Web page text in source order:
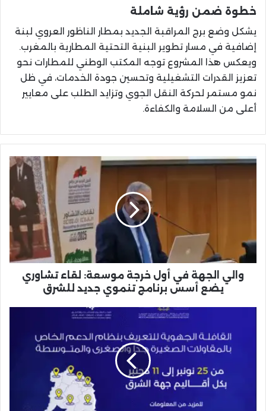
خطوة ضمن رؤية شاملة
يشكل وضع برج المراقبة الجديد بمطار الناظور العروي لبنة
إضافية في مسار تطوير البنية التحتية المطارية بالمغرب.
ويعكس هذا المشروع توجه المكتب الوطني للمطارات نحو
تعزيز القدرات التشغيلية وتحسين جودة الخدمات، في ظل
نمو مستمر لحركة النقل الجوي وتزايد الطلب على معايير
أعلى من السلامة والكفاءة.
والي
تشاوري
يضع
أسسوالي الجهة في أول خرجة موسعة: لقاء تشاوري
يضع أسس برنامج تنموي جديد للشرق